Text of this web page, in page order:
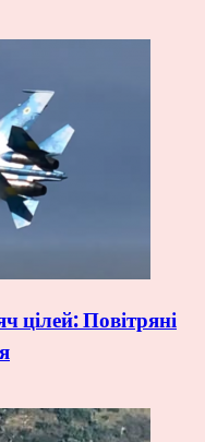
цілей: Повітряні